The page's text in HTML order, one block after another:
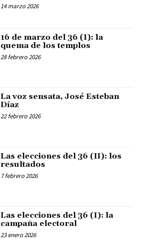
14 marzo 2026
16 de marzo del 36 (I): la
quema de los templos
28 febrero 2026
La voz sensata, José Esteban
Díaz
22 febrero 2026
Las elecciones del 36 (II): los
resultados
7 febrero 2026
Las elecciones del 36 (I): la
campaña electoral
23 enero 2026